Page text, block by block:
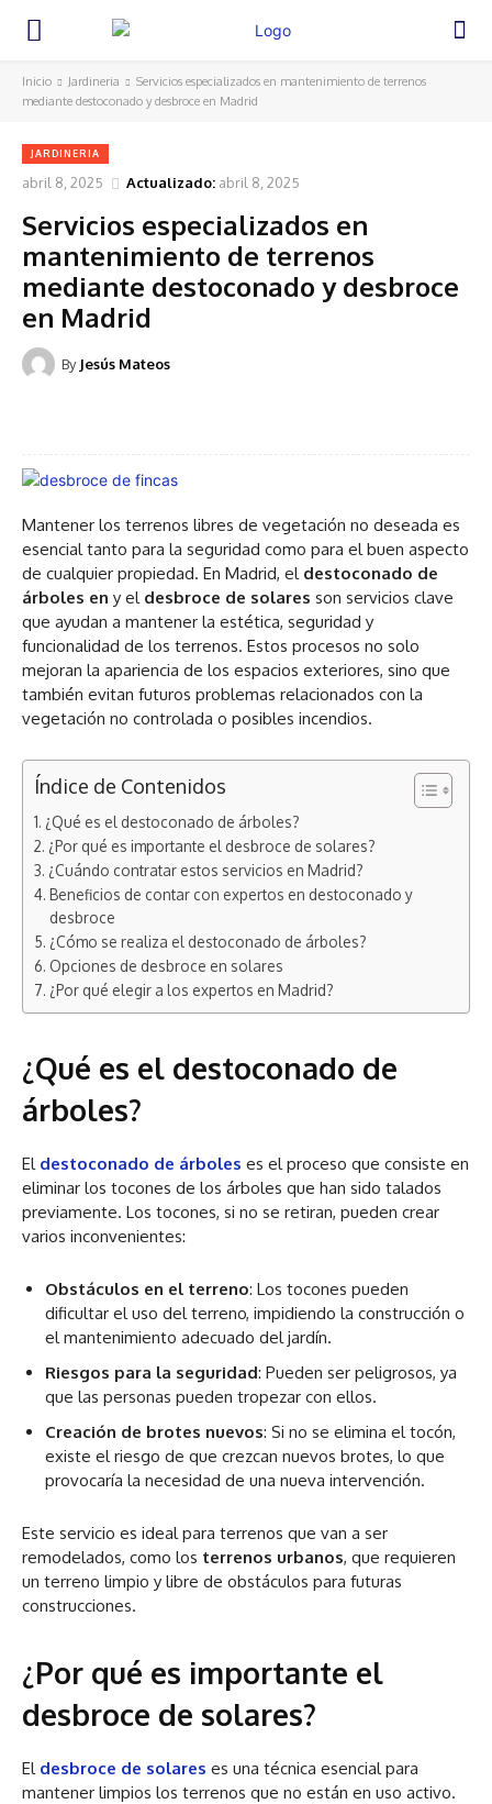
Inicio Jardineria
Servicios especializados en mantenimiento de terrenos
mediante destoconado y desbroce en Madrid
JARDINERIA
abril 8, 2025 Actualizado: abril 8, 2025
Servicios especializados en
mantenimiento de terrenos
mediante destoconado y desbroce
en Madrid
By Jesús Mateos
Mantener los terrenos libres de vegetación no deseada es
esencial tanto para la seguridad como para el buen aspecto
de cualquier propiedad. En Madrid, el destoconado de
árboles en y el desbroce de solares son servicios clave
que ayudan a mantener la estética, seguridad y
funcionalidad de los terrenos. Estos procesos no solo
mejoran la apariencia de los espacios exteriores, sino que
también evitan futuros problemas relacionados con la
vegetación no controlada o posibles incendios.
Índice de Contenidos
¿Qué es el destoconado de árboles?
¿Por qué es importante el desbroce de solares?
¿Cuándo contratar estos servicios en Madrid?
Beneficios de contar con expertos en destoconado y
desbroce
¿Cómo se realiza el destoconado de árboles?
Opciones de desbroce en solares
¿Por qué elegir a los expertos en Madrid?
¿Qué es el destoconado de
árboles?
El destoconado de árboles es el proceso que consiste en
eliminar los tocones de los árboles que han sido talados
previamente. Los tocones, si no se retiran, pueden crear
varios inconvenientes:
Obstáculos en el terreno: Los tocones pueden
dificultar el uso del terreno, impidiendo la construcción o
el mantenimiento adecuado del jardín.
Riesgos para la seguridad: Pueden ser peligrosos, ya
que las personas pueden tropezar con ellos.
Creación de brotes nuevos: Si no se elimina el tocón,
existe el riesgo de que crezcan nuevos brotes, lo que
provocaría la necesidad de una nueva intervención.
Este servicio es ideal para terrenos que van a ser
remodelados, como los terrenos urbanos, que requieren
un terreno limpio y libre de obstáculos para futuras
construcciones.
¿Por qué es importante el
desbroce de solares?
El desbroce de solares es una técnica esencial para
mantener limpios los terrenos que no están en uso activo.